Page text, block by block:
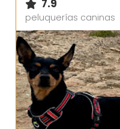
7.9
peluquerías caninas